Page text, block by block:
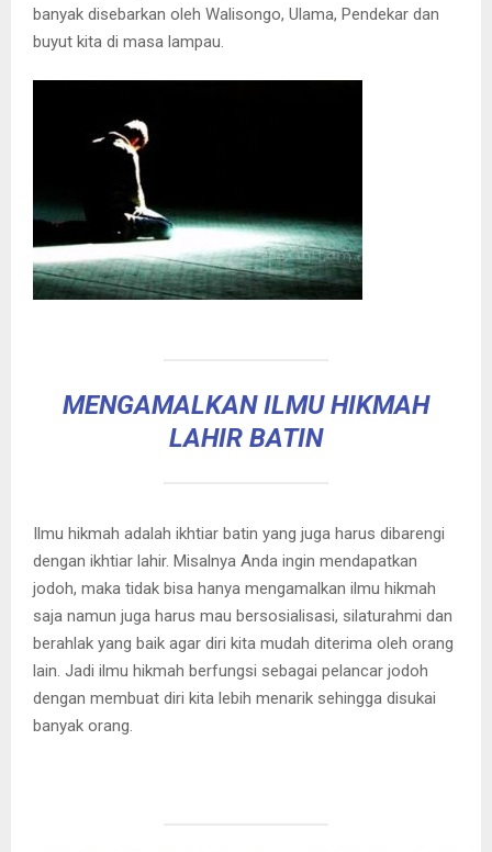
banyak disebarkan oleh Walisongo, Ulama, Pendekar dan
buyut kita di masa lampau.
MENGAMALKAN ILMU HIKMAH
LAHIR BATIN
Ilmu hikmah adalah ikhtiar batin yang juga harus dibarengi
dengan ikhtiar lahir. Misalnya Anda ingin mendapatkan
jodoh, maka tidak bisa hanya mengamalkan ilmu hikmah
saja namun juga harus mau bersosialisasi, silaturahmi dan
berahlak yang baik agar diri kita mudah diterima oleh orang
lain. Jadi ilmu hikmah berfungsi sebagai pelancar jodoh
dengan membuat diri kita lebih menarik sehingga disukai
banyak orang.